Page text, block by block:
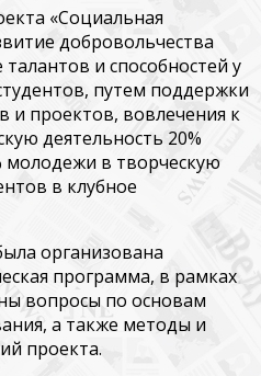
«Социальная
добровольчества
и способностей у
путем поддержки
проектов, вовлечения к
деятельность 20%
молодежи в творческую
в клубное
организована
программа, в рамках
вопросы по основам
а также методы и
проекта.